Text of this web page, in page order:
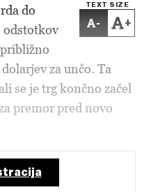
TEXT SIZE
- +
do
odstotkov
za unčo. Ta
se je trg končno začel
premor pred novo